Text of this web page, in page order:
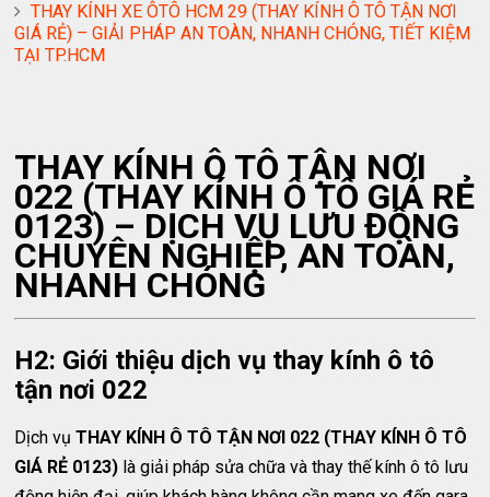
THAY KÍNH XE ÔTÔ HCM 29 (THAY KÍNH Ô TÔ TẬN NƠI
GIÁ RẺ) – GIẢI PHÁP AN TOÀN, NHANH CHÓNG, TIẾT KIỆM
TẠI TP.HCM
THAY KÍNH Ô TÔ TẬN NƠI
022 (THAY KÍNH Ô TÔ GIÁ RẺ
0123) – DỊCH VỤ LƯU ĐỘNG
CHUYÊN NGHIỆP, AN TOÀN,
NHANH CHÓNG
H2: Giới thiệu dịch vụ thay kính ô tô
tận nơi 022
Dịch vụTHAY KÍNH Ô TÔ TẬN NƠI 022 (THAY KÍNH Ô TÔ
GIÁ RẺ 0123) là giải pháp sửa chữa và thay thế kính ô tô lưu